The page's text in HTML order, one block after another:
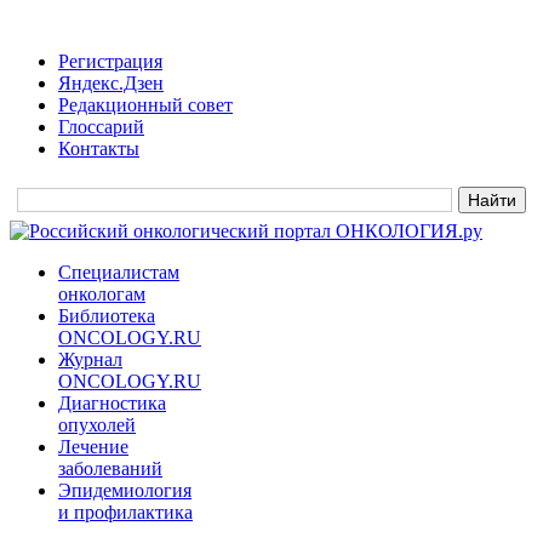
Регистрация
Яндекс.Дзен
Редакционный совет
Глоссарий
Контакты
Специалистам
онкологам
Библиотека
ONCOLOGY.RU
Журнал
ONCOLOGY.RU
Диагностика
опухолей
Лечение
заболеваний
Эпидемиология
и профилактика